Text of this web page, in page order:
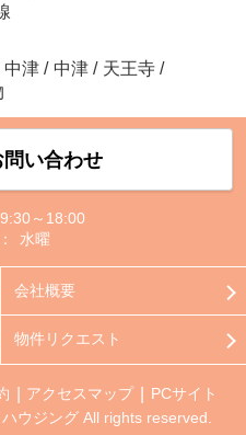
中津 / 中津 / 天王寺 /
い合わせ
9:30～18:00
水曜
会社概要
物件リクエスト
アクセスマップ
PCサイト
ウジング All rights reserved.